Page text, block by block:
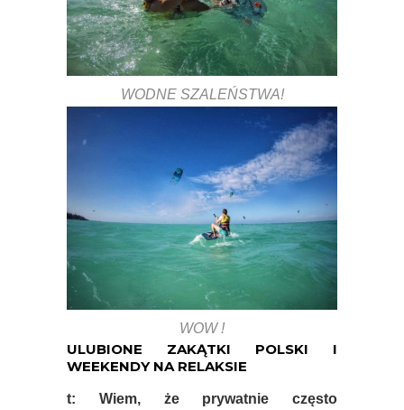
WODNE SZALEŃSTWA!
WOW !
ULUBIONE ZAKĄTKI POLSKI I
WEEKENDY NA RELAKSIE
t: Wiem, że prywatnie często